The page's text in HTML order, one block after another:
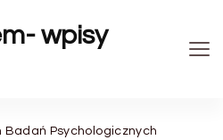
wpisy
Badań Psychologicznych